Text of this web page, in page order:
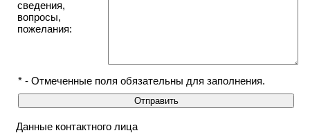
сведения,
вопросы,
пожелания:
* - Отмеченные поля обязательны для заполнения.
Данные контактного лица